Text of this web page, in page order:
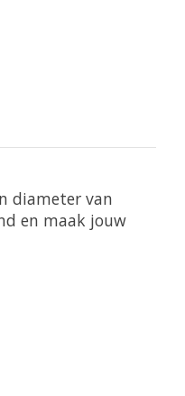
diameter van
en maak jouw